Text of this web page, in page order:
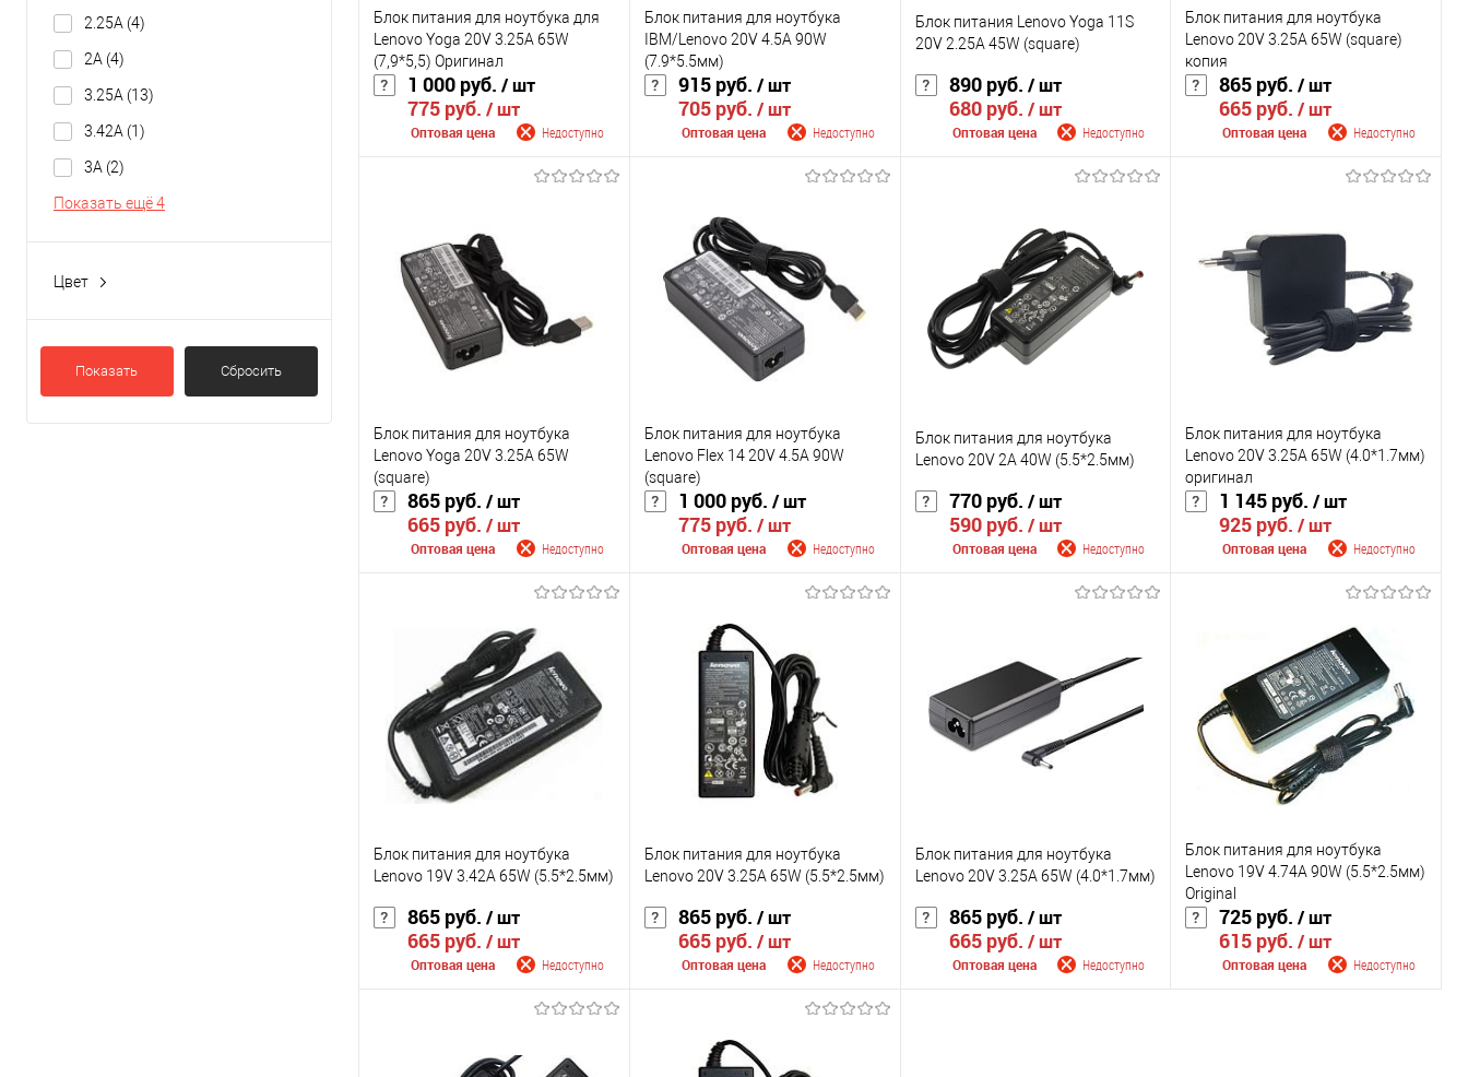
2.25A (4)
2A (4)
3.25A (13)
3.42A (1)
3A (2)
Показать ещё 4
Цвет
Показать Сбросить
Блок питания для ноутбука для
Lenovo Yoga 20V 3.25A 65W
(7,9*5,5) Оригинал
1 000 руб. / шт
775 руб. / шт
Оптовая цена Недоступно
К сравнению
В избранное
Недоступно
Блок питания для ноутбука
IBM/Lenovo 20V 4.5A 90W
(7.9*5.5мм)
915 руб. / шт
705 руб. / шт
Оптовая цена Недоступно
К сравнению
В избранное
Недоступно
Блок питания Lenovo Yoga 11S
20V 2.25А 45W (square)
890 руб. / шт
680 руб. / шт
Оптовая цена Недоступно
К сравнению
В избранное
Недоступно
Цвет
Блок питания для ноутбука
Lenovo 20V 3.25A 65W (square)
копия
865 руб./ шт
665 руб./ шт
Оптовая цена Недоступно
К сравнению
В избранное
Недоступно
Блок питания для ноутбука
Lenovo Yoga 20V 3.25A 65W
(square)
865 руб. / шт
665 руб. / шт
Оптовая цена Недоступно
К сравнению
В избранное
Недоступно
Цвет
Блок питания для ноутбука
Lenovo Flex 14 20V 4.5A 90W
(square)
1 000 руб. / шт
775 руб. / шт
Оптовая цена Недоступно
К сравнению
В избранное
Недоступно
Блок питания для ноутбука
Lenovo 20V 2A 40W (5.5*2.5мм)
770 руб. / шт
590 руб. / шт
Оптовая цена Недоступно
К сравнению
В избранное
Недоступно
Цвет
Блок питания для ноутбука
Lenovo 20V 3.25A 65W (4.0*1.7мм)
оригинал
1 145 руб./ шт
925 руб./ шт
Оптовая цена Недоступно
К сравнению
В избранное
Недоступно
Цвет
Блок питания для ноутбука
Lenovo 19V 3.42A 65W (5.5*2.5мм)
865 руб. / шт
665 руб. / шт
Оптовая цена Недоступно
Блок питания для ноутбука
Lenovo 20V 3.25A 65W (5.5*2.5мм)
865 руб. / шт
665 руб. / шт
Оптовая цена Недоступно
Блок питания для ноутбука
Lenovo 20V 3.25A 65W (4.0*1.7мм)
865 руб. / шт
665 руб. / шт
Оптовая цена Недоступно
Блок питания для ноутбука
Lenovo 19V 4.74A 90W (5.5*2.5мм)
Original
725 руб./ шт
615 руб./ шт
Оптовая цена Недоступно